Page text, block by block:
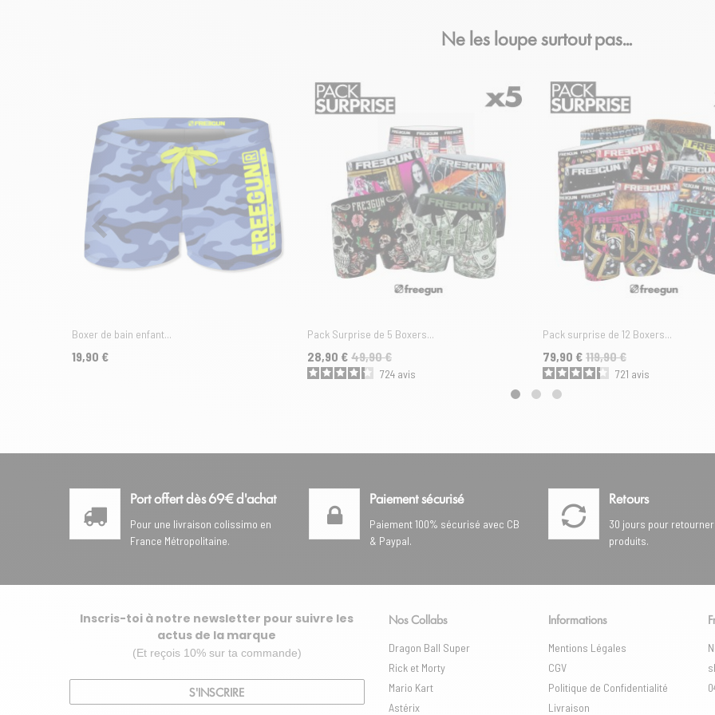
Ne les loupe surtout pas…
Boxer de bain enfant...
Prix
19,90 €
Pack Surprise de 5 Boxers...
Prix
28,90 €
Prix de base49,90 €
724 avis
Pack surprise de 12 Boxers...
Prix
79,90 €
Prix de base119,90 €
721 avis
Port offert dès 69€ d'achat
Pour une livraison colissimo en
France Métropolitaine.
Paiement sécurisé
Paiement 100% sécurisé avec CB
& Paypal.
Retours
30 jours pour
produits.
Inscris-toi à notre newsletter pour suivre les
actus de la marque
(Et reçois 10% sur ta commande)
S'INSCRIRE
Nos Collabs
Dragon Ball Super
Rick et Morty
Mario Kart
Astérix
Informations
Mentions Légales
CGV
Politique de Confidentialité
Livraison